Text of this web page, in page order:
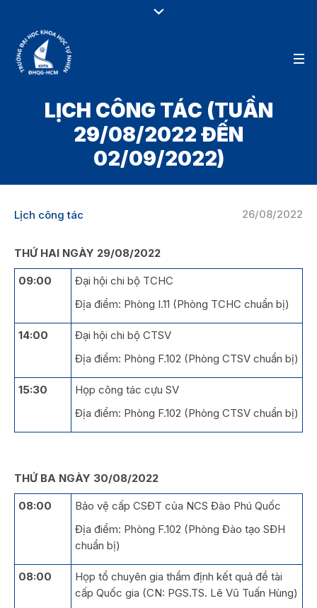
LỊCH CÔNG TÁC (TUẦN
29/08/2022 ĐẾN
02/09/2022)
26/08/2022
Lịch công tác
THỨ HAI NGÀY 29/08/2022
09:00
Đại hội chi bộ TCHC
Địa điểm: Phòng I.11 (Phòng TCHC chuẩn bị)
14:00
Đại hội chi bộ CTSV
Địa điểm: Phòng F.102 (Phòng CTSV chuẩn bị)
15:30
Họp công tác cựu SV
Địa điểm: Phòng F.102 (Phòng CTSV chuẩn bị)
THỨ BA NGÀY 30/08/2022
08:00
Bảo vệ cấp CSĐT của NCS Đào Phú Quốc
Địa điểm: Phòng F.102 (Phòng Đào tạo SĐH
chuẩn bị)
08:00
Họp tổ chuyên gia thẩm định kết quả đề tài
cấp Quốc gia (CN: PGS.TS. Lê Vũ Tuấn Hùng)